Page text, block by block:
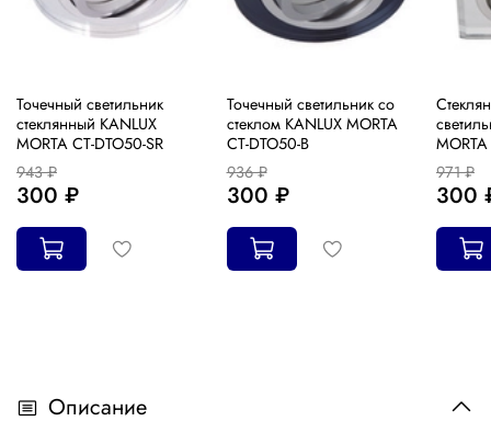
Точечный светильник
стеклянный KANLUX
MORTA CT-DTO50-SR
943 ₽
300 ₽
Точечный светильник со
стеклом KANLUX MORTA
CT-DTO50-B
936 ₽
300 ₽
MORTA
971 ₽
300
Описание